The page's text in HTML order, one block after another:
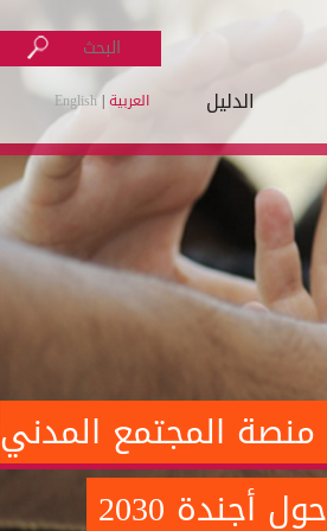
الدليل العربية|
English
منصة المجتمع المدني
حول أجندة 2030